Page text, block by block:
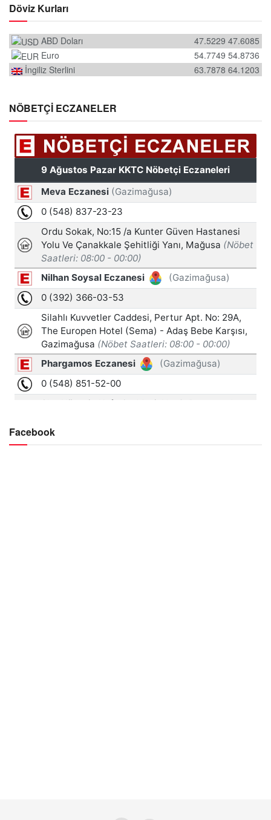
Döviz Kurları
ABD Doları 47.6085
47.5229
Euro
54.8736
54.7749
İngiliz Sterlini
64.1203
63.7878
NÖBETÇİ ECZANELER
Facebook